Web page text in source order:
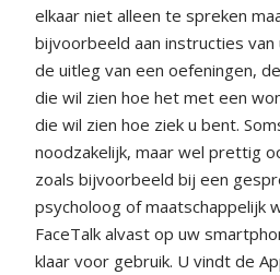
elkaar niet alleen te spreken
bijvoorbeeld aan instructies
de uitleg van een oefeningen,
die wil zien hoe het met een
die wil zien hoe ziek u bent.
noodzakelijk, maar wel prettig
zoals bijvoorbeeld bij een
psycholoog of maatschappelijk
FaceTalk alvast op uw
klaar voor gebruik. U vindt de